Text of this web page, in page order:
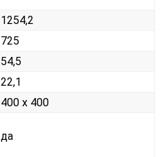
1254,2
725
54,5
22,1
400 x 400
да